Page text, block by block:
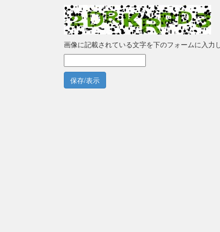
画像に記載されている文字を下のフォームに入力
保存/表示